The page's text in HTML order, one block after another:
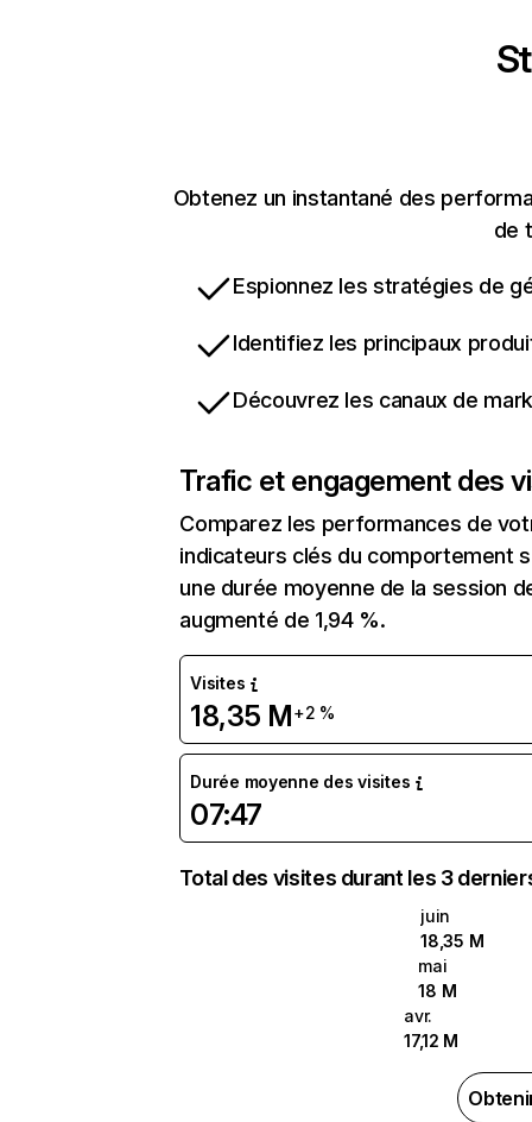
Obtenez un instantané des
de
Espionnez les stratégies de
Identifiez les principaux
Découvrez les canaux de
Trafic et engagement des
Comparez les performances de
indicateurs clés du comportement
une durée moyenne de la session
augmenté de 1,94 %.
Visites
18,35 M+2 %
Durée moyenne des visites
07:47
Total des visites durant les 3
juin
18,35 M
mai
18 M
avr.
17,12 M